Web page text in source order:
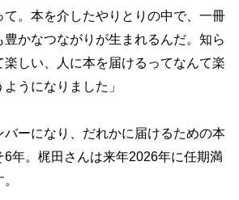
て。本を介したやりとりの中で、一冊
かなつながりが生まれるんだ。知ら
楽しい、人に本を届けるってなんて楽
うになりました」
バーになり、だれかに届けるための本
6年。梶田さんは来年2026年に任期満